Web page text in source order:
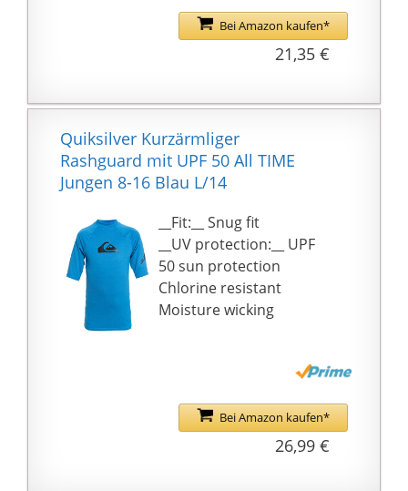
schöner und attraktiver
aussehen.
Ihre Babymädchen für
ihre Sommerberufung.
Bei Amazon kaufen*
21,35 €
Quiksilver Kurzärmliger
Rashguard mit UPF 50 All TIME
Jungen 8-16 Blau L/14
__Fit:__ Snug fit
__UV protection:__ UPF
50 sun protection
Chlorine resistant
Moisture wicking
Bei Amazon kaufen*
26,99 €